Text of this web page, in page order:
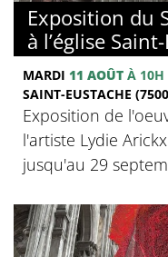
Exposition du
à l’église
MARDI 11 AOÛT À 10H
SAINT-EUSTACHE
Exposition de
l'artiste Lydie
jusqu'au 29